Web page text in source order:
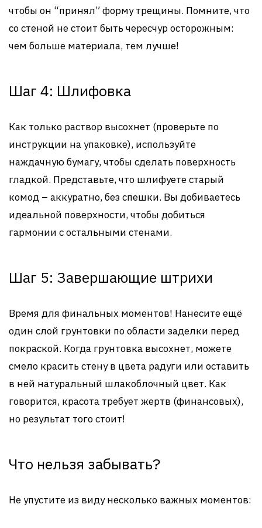
чтобы он “принял” форму трещины. Помните, что
со стеной не стоит быть чересчур осторожным:
чем больше материала, тем лучше!
Шаг 4: Шлифовка
Как только раствор высохнет (проверьте по
инструкции на упаковке), используйте
наждачную бумагу, чтобы сделать поверхность
гладкой. Представьте, что шлифуете старый
комод – аккуратно, без спешки. Вы добиваетесь
идеальной поверхности, чтобы добиться
гармонии с остальными стенами.
Шаг 5: Завершающие штрихи
Время для финальных моментов! Нанесите ещё
один слой грунтовки по области заделки перед
покраской. Когда грунтовка высохнет, можете
смело красить стену в цвета радуги или оставить
в ней натуральный шлакоблочный цвет. Как
говорится, красота требует жертв (финансовых),
но результат того стоит!
Что нельзя забывать?
Не упустите из виду несколько важных моментов: